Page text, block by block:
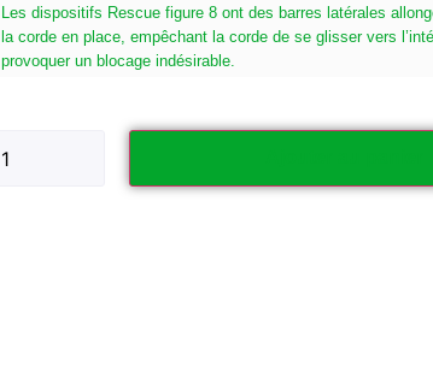
Les dispositifs Rescue figure 8 ont des barres latérales
la corde en place, empêchant la corde de se glisser vers
provoquer un blocage indésirable.